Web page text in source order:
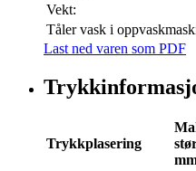
Vekt:
Tåler vask i
Last ned varen som PDF
Trykkplasering